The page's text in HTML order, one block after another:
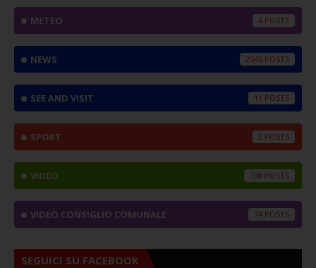
METEO 4
NEWS 2546
SEE AND VISIT 11
SPORT 2
VIDEO 138
VIDEO CONSIGLIO COMUNALE 74
SEGUICI SU FACEBOOK